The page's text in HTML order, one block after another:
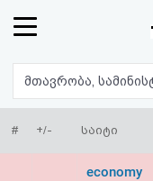
რეიტინგი
(მთავარი)
# +/- საიტი
economy